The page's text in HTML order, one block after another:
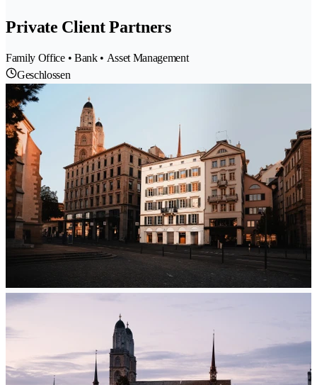
Private Client Partners
Family Office • Bank • Asset Management
Geschlossen